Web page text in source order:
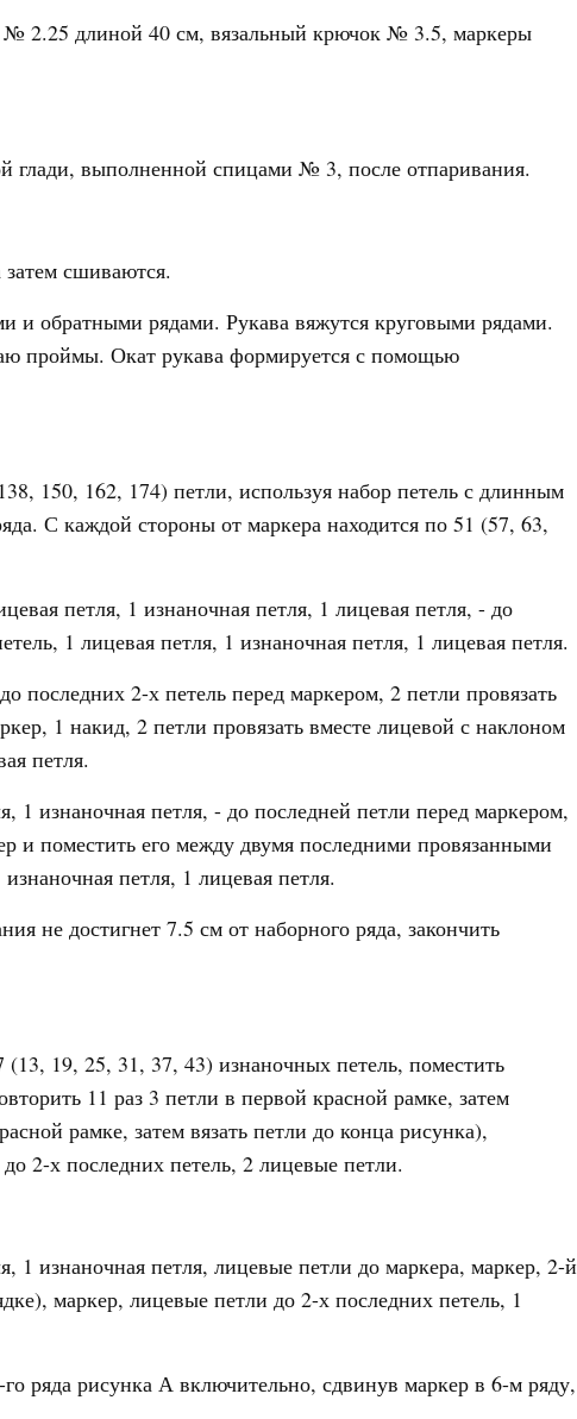
2.25 длиной 40 см, вязальный крючок № 3.5, маркеры
глади, выполненной спицами № 3, после отпаривания.
сшиваются.
и обратными рядами. Рукава вяжутся круговыми рядами.
проймы. Окат рукава формируется с помощью
150, 162, 174) петли, используя набор петель с длинным
С каждой стороны от маркера находится по 51 (57, 63,
петля, 1 изнаночная петля, 1 лицевая петля, - до
1 лицевая петля, 1 изнаночная петля, 1 лицевая петля.
последних 2-х петель перед маркером, 2 петли провязать
1 накид, 2 петли провязать вместе лицевой с наклоном
петля.
1 изнаночная петля, - до последней петли перед маркером,
и поместить его между двумя последними провязанными
петля, 1 лицевая петля.
не достигнет 7.5 см от наборного ряда, закончить
19, 25, 31, 37, 43) изнаночных петель, поместить
11 раз 3 петли в первой красной рамке, затем
рамке, затем вязать петли до конца рисунка),
2-х последних петель, 2 лицевые петли.
1 изнаночная петля, лицевые петли до маркера, маркер, 2-й
маркер, лицевые петли до 2-х последних петель, 1
ряда рисунка А включительно, сдвинув маркер в 6-м ряду,